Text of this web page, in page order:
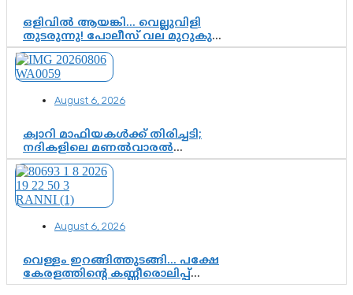
ഒളിവിൽ ആയങ്കി… വെല്ലുവിളി
തുടരുന്നു! പോലീസ് വല മുറുകുന്നു;
പിടികൂടാൻ SIT രംഗത്ത്. ഇനി ചോദ്യം
ആയങ്കി എവിടെ എന്നത് മാത്രം അല്ല
—ആയങ്കി കസ്റ്റഡിയിലായാൽ
വിവരങ്ങൾ?”
August 6, 2026
ക്വാറി മാഫിയകൾക്ക് തിരിച്ചടി;
നദികളിലെ മണൽവാരൽ
പുനരാരംഭിക്കാൻ വി.ഡി. സർക്കാർ
തീരുമാനം
August 6, 2026
വെള്ളം ഇറങ്ങിത്തുടങ്ങി… പക്ഷേ
കേരളത്തിന്റെ കണ്ണീരൊലിപ്പ്
എന്നവസാനിക്കും?